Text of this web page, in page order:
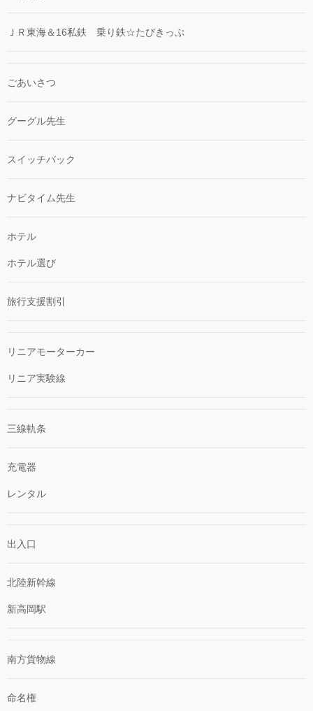
ＪＲ東海＆16私鉄 乗り鉄☆たびきっぷ
ごあいさつ
グーグル先生
スイッチバック
ナビタイム先生
ホテル
ホテル選び
旅行支援割引
リニアモーターカー
リニア実験線
三線軌条
充電器
レンタル
出入口
北陸新幹線
新高岡駅
南方貨物線
命名権